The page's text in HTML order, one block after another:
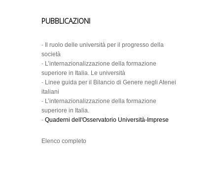
PUBBLICAZIONI
-
Il ruolo delle università per il progresso della
società
- L’internazionalizzazione della formazione
superiore in Italia. Le università
- Linee guida per il Bilancio di Genere negli Atenei
italiani
- L’internazionalizzazione della formazione
superiore in Italia.
- Quaderni dell'Osservatorio Università-Imprese
Elenco completo